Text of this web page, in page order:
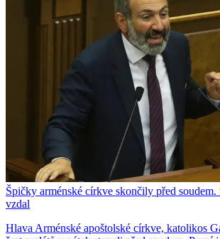
Špičky arménské církve skončily před soudem.
vzdal
Hlava Arménské apoštolské církve, katolikos